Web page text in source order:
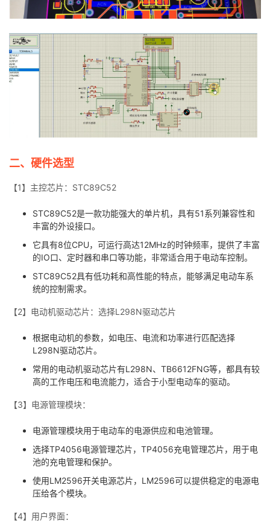
博
客
的
论
坛
我
的
圈
我
的
我
注
开
发
者
学
证
实
的
的
Programs
我
的
支
持
持
建
二、硬件选型
【1】主控芯片：STC89C52
STC89C52是一款功能强大的单片机，具有51系列兼容性和
丰富的外设接口。
它具有8位CPU，可运行高达12MHz的时钟频率，提供了丰富
的IO口、定时器和串口等功能，非常适合用于电动车控制。
STC89C52具有低功耗和高性能的特点，能够满足电动车系
统的控制需求。
【2】电动机驱动芯片：选择L298N驱动芯片
根据电动机的参数，如电压、电流和功率进行匹配选择
L298N驱动芯片。
常用的电动机驱动芯片有L298N、TB6612FNG等，都具有较
高的工作电压和电流能力，适合于小型电动车的驱动。
【3】电源管理模块：
电源管理模块用于电动车的电源供应和电池管理。
选择TP4056电源管理芯片，TP4056充电管理芯片，用于电
池的充电管理和保护。
使用LM2596开关电源芯片，LM2596可以提供稳定的电源电
压给各个模块。
【4】用户界面：